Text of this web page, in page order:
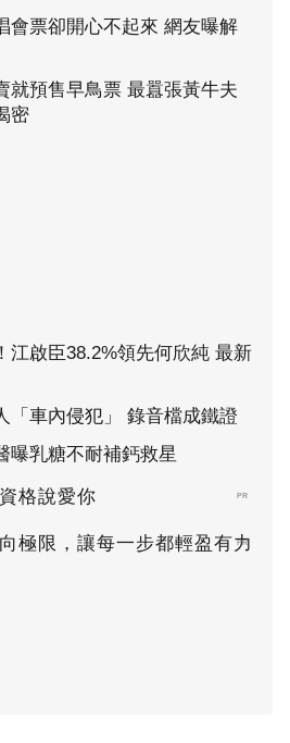
會票卻開心不起來 網友曝解
就預售早鳥票 最囂張黃牛夫
密
江啟臣38.2%領先何欣純 最新
「車內侵犯」 錄音檔成鐵證
曝乳糖不耐補鈣救星
格說愛你 PR
極限，讓每一步都輕盈有力
PR